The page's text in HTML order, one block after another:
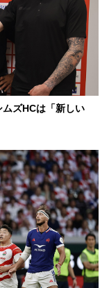
ズHCは「新しい